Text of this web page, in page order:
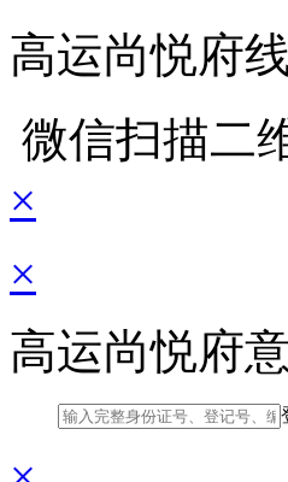
高运尚悦府
微信扫描二
×
×
高运尚悦府